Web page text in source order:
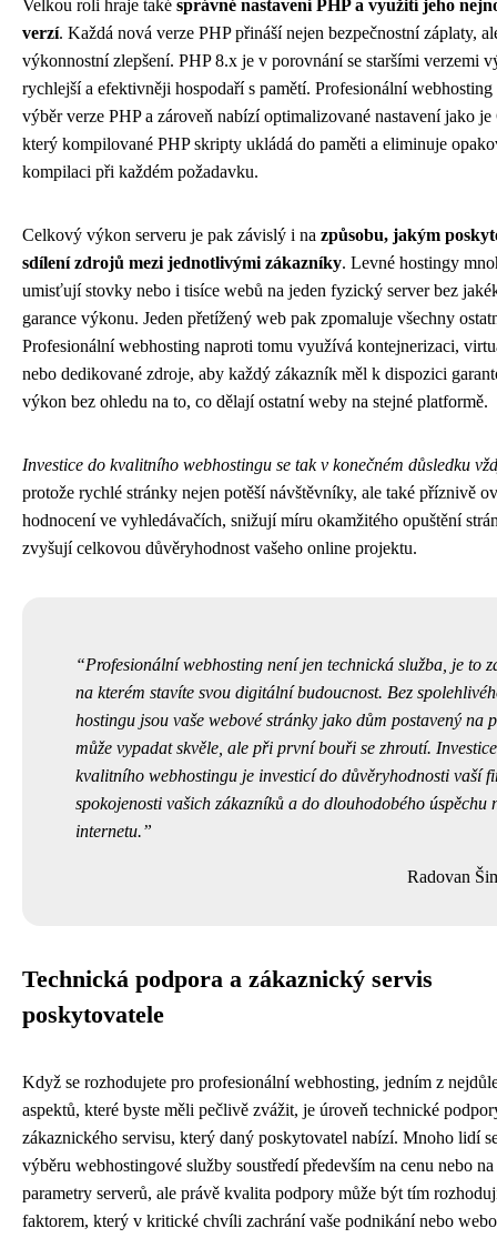
Velkou roli hraje také správné nastavení PHP a využití jeho
verzí. Každá nová verze PHP přináší nejen bezpečnostní záplaty,
výkonnostní zlepšení. PHP 8.x je v porovnání se staršími verzemi
rychlejší a efektivněji hospodaří s pamětí. Profesionální webhosting
výběr verze PHP a zároveň nabízí optimalizované nastavení jako je
který kompilované PHP skripty ukládá do paměti a eliminuje
kompilaci při každém požadavku.
Celkový výkon serveru je pak závislý i na způsobu, jakým
sdílení zdrojů mezi jednotlivými zákazníky. Levné hostingy
umisťují stovky nebo i tisíce webů na jeden fyzický server bez
garance výkonu. Jeden přetížený web pak zpomaluje všechny
Profesionální webhosting naproti tomu využívá kontejnerizaci,
nebo dedikované zdroje, aby každý zákazník měl k dispozici
výkon bez ohledu na to, co dělají ostatní weby na stejné platformě.
Investice do kvalitního webhostingu se tak v konečném důsledku
protože rychlé stránky nejen potěší návštěvníky, ale také příznivě
hodnocení ve vyhledávačích, snižují míru okamžitého opuštění
zvyšují celkovou důvěryhodnost vašeho online projektu.
Profesionální webhosting není jen technická služba, je to
na kterém stavíte svou digitální budoucnost. Bez
hostingu jsou vaše webové stránky jako dům postavený na
může vypadat skvěle, ale při první bouři se zhroutí.
kvalitního webhostingu je investicí do důvěryhodnosti vaší
spokojenosti vašich zákazníků a do dlouhodobého úspěchu
internetu.
Radovan
Technická podpora a zákaznický servis
poskytovatele
Když se rozhodujete pro profesionální webhosting, jedním z
aspektů, které byste měli pečlivě zvážit, je úroveň technické
zákaznického servisu, který daný poskytovatel nabízí. Mnoho lidí
výběru webhostingové služby soustředí především na cenu nebo
parametry serverů, ale právě kvalita podpory může být tím
faktorem, který v kritické chvíli zachrání vaše podnikání nebo